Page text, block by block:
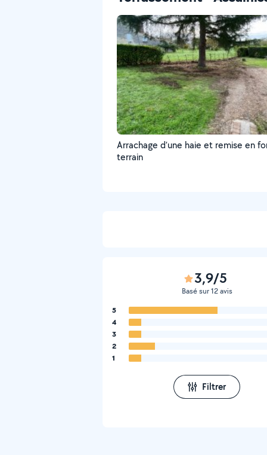
Arrachage d’une haie et remise en
terrain
3,9/5
Basé sur 12 avis
5
4
3
2
1
Filtrer